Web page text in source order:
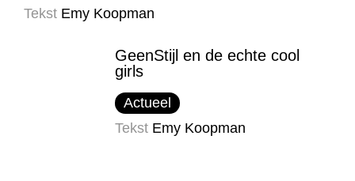
Tekst Emy Koopman
GeenStijl en de echte cool
girls
Actueel
Tekst Emy Koopman